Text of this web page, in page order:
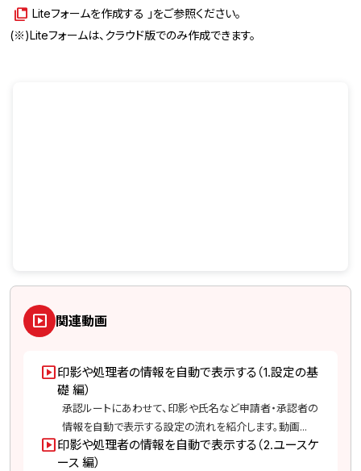
Liteフォームを作成する 」をご参照ください。
(※)Liteフォームは、クラウド版でのみ作成できます。
関連動画
slideshow
slideshow印影や処理者の情報を自動で表示する（1.設定の基
礎 編）
承認ルートにあわせて、印影や氏名など申請者・承認者の
情報を自動で表示する設定の流れを紹介します。動画...
slideshow印影や処理者の情報を自動で表示する（2.ユースケ
ース 編）